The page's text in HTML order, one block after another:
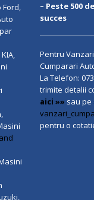
Ford,
– Peste 500
succes
Pentru
Cumparari
La Telefon:
trimite detalii
aici »» sau pe
pentru o